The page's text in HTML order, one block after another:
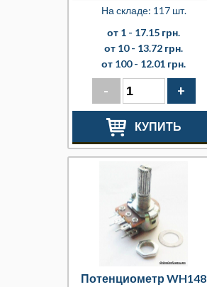
На складе: 117 шт.
от 1 - 17.15 грн.
от 10 - 13.72 грн.
от 100 - 12.01 грн.
- +
КУПИТЬ
Потенциометр WH148